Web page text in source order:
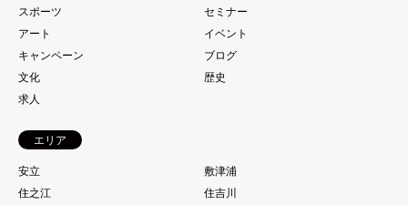
スポーツ
セミナー
アート
イベント
キャンペーン
ブログ
文化
歴史
求人
エリア
安立
敷津浦
住之江
住吉川